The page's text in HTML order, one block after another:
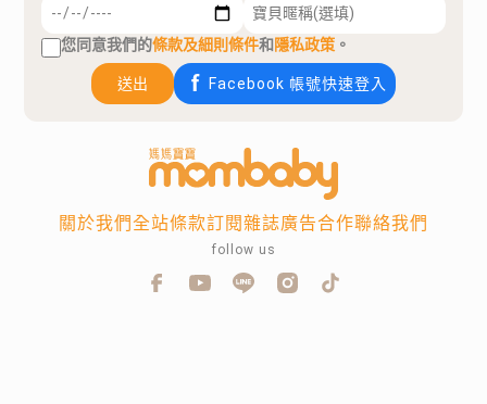
您同意我們的條款及細則條件和隱私政策 。
送出 Facebook 帳號快速登入
關於我們全站條款訂閱雜誌廣告合作聯絡我們
follow us